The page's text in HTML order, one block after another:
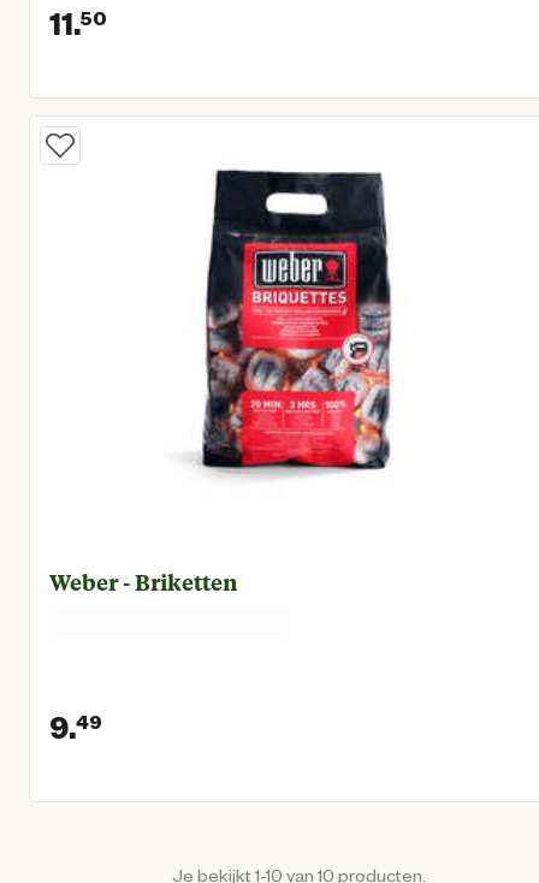
11.50
Huidige prijs € 11,50
Weber - Briketten
9.49
Huidige prijs € 9,49
Je bekijkt 1-10 van 10 producten.